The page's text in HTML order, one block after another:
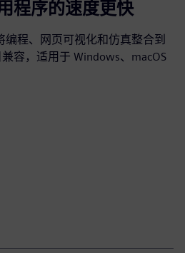
程序的速度更快
编程、网页可视化和仿真整合到
容，适用于 Windows、macOS